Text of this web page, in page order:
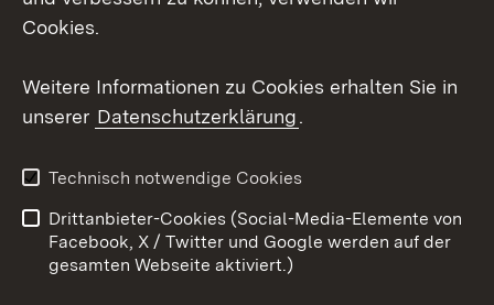
Kontakt
Impressum
Cookies
Cookies.
Weitere Informationen zu Cookies erhalten Sie in
unserer Datenschutzerklärung.
Technisch notwendige Cookies
Drittanbieter-Cookies (Social-Media-Elemente von
Facebook, X / Twitter und Google werden auf der
gesamten Webseite aktiviert.)